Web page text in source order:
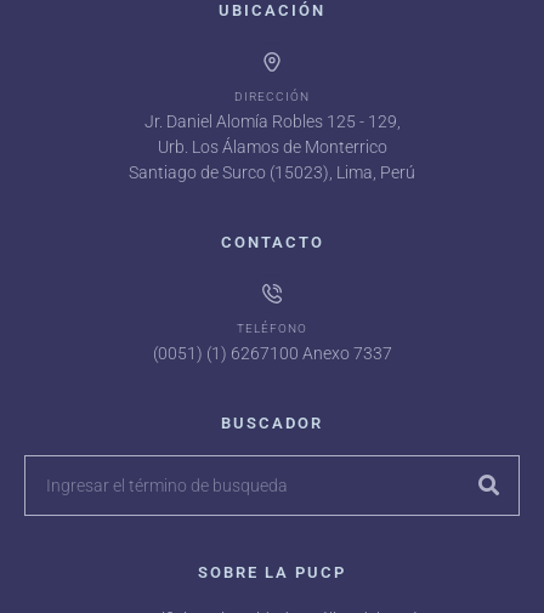
UBICACIÓN
DIRECCIÓN
Jr. Daniel Alomía Robles 125 - 129,
Urb. Los Álamos de Monterrico
Santiago de Surco (15023), Lima, Perú
CONTACTO
TELÉFONO
(0051) (1) 6267100 Anexo 7337
BUSCADOR
SOBRE LA PUCP